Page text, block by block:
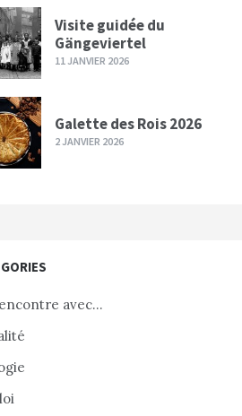
Visite guidée du
Gängeviertel
11 JANVIER 2026
Galette des Rois 2026
2 JANVIER 2026
avec…